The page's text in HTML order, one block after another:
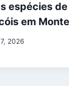
espécies de
em
2026